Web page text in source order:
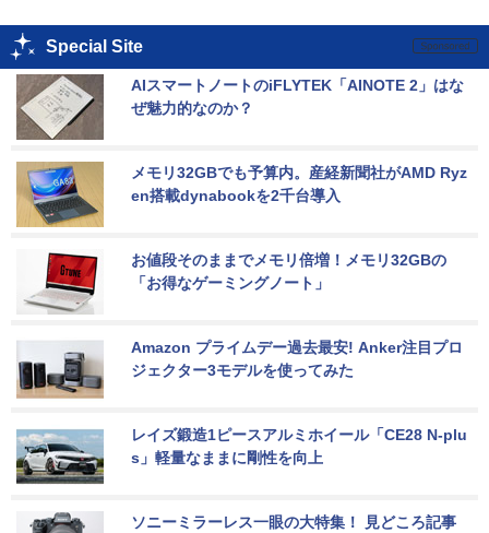
Special Site
AIスマートノートのiFLYTEK「AINOTE 2」はな
ぜ魅力的なのか？
メモリ32GBでも予算内。産経新聞社がAMD Ryz
en搭載dynabookを2千台導入
お値段そのままでメモリ倍増！メモリ32GBの
「お得なゲーミングノート」
Amazon プライムデー過去最安! Anker注目プロ
ジェクター3モデルを使ってみた
レイズ鍛造1ピースアルミホイール「CE28 N-plu
s」軽量なままに剛性を向上
ソニーミラーレス一眼の大特集！ 見どころ記事